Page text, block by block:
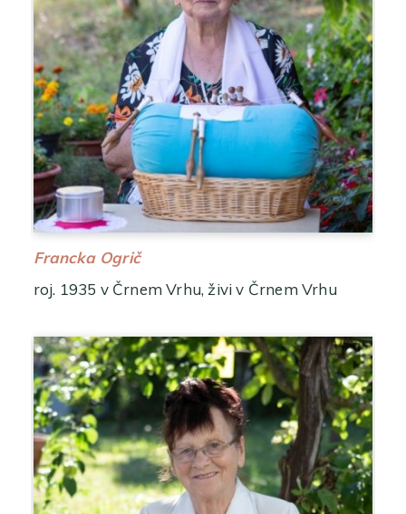
Francka Ogrič
roj. 1935 v Črnem Vrhu, živi v Črnem Vrhu